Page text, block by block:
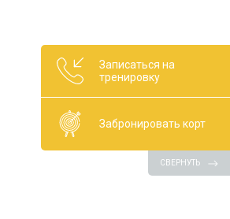
Записаться на
тренировку
Забронировать корт
СВЕРНУТЬ